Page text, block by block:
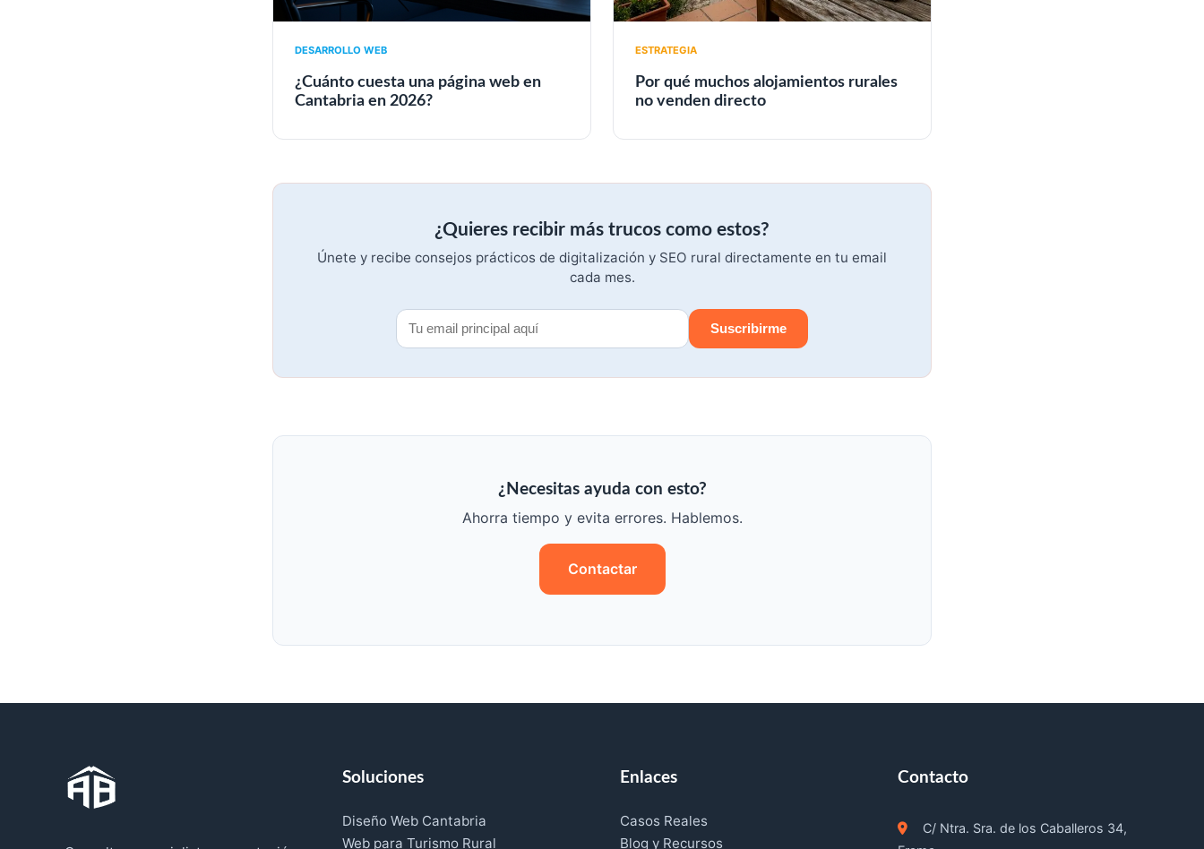
DESARROLLO WEB
¿Cuánto cuesta una página web en
Cantabria en 2026?
ESTRATEGIA
Por qué muchos alojamientos rurales
no venden directo
¿Quieres recibir más trucos como estos?
Únete y recibe consejos prácticos de digitalización y SEO rural directamente en tu email
cada mes.
Suscribirme
¿Necesitas ayuda con esto?
Ahorra tiempo y evita errores. Hablemos.
Contactar
Soluciones
Diseño Web Cantabria
Web para Turismo Rural
Enlaces
Casos Reales
Blog y Recursos
Contacto
C/ Ntra. Sra. de los Caballeros 34,
los temas o escríbeme tu duda: